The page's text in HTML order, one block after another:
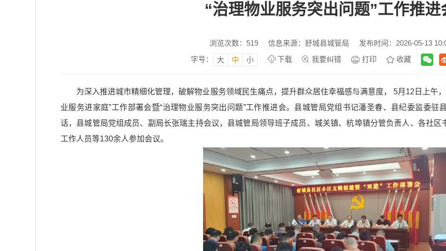
“治理物业服务突出问题”工作推进
浏览次数： 519 信息来源：舒城县城管局
发布时间：2026-05-13
字号：
大 中 小 下载 我要纠错 打印 收藏
为深入推进城市精细化管理，破解物业服务领域民生痛点，提升群众居住幸福感与满意度， 5月12日上午
业服务进家庭”工作部署会暨“治理物业服务突出问题”工作推进会。县城管局党组书记潘圣春、县纪委监委
话，县城管局党组成员、副局长张瑞主持会议，县城管局领导班子成员、城关镇、杭埠镇分管负责人、各社
工作人员等130余人参加会议。